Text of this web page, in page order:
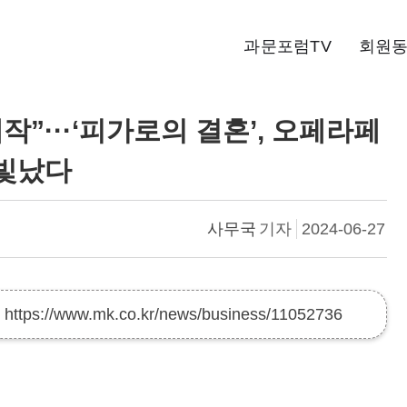
과문포럼TV 회원
”···‘피가로의 결혼’, 오페라페
났다
사무국 기자 2024-06-27
https://www.mk.co.kr/news/business/11052736